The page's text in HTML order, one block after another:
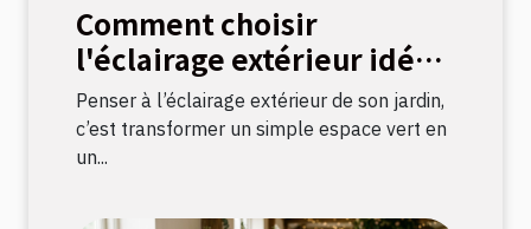
Comment choisir
l'éclairage extérieur idéal
pour votre jardin ?
Penser à l’éclairage extérieur de son jardin,
c’est transformer un simple espace vert en
un...